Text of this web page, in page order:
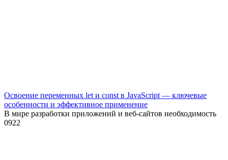
Освоение переменных let и const в JavaScript — ключевые
особенности и эффективное применение
В мире разработки приложений и веб-сайтов необходимость
0922